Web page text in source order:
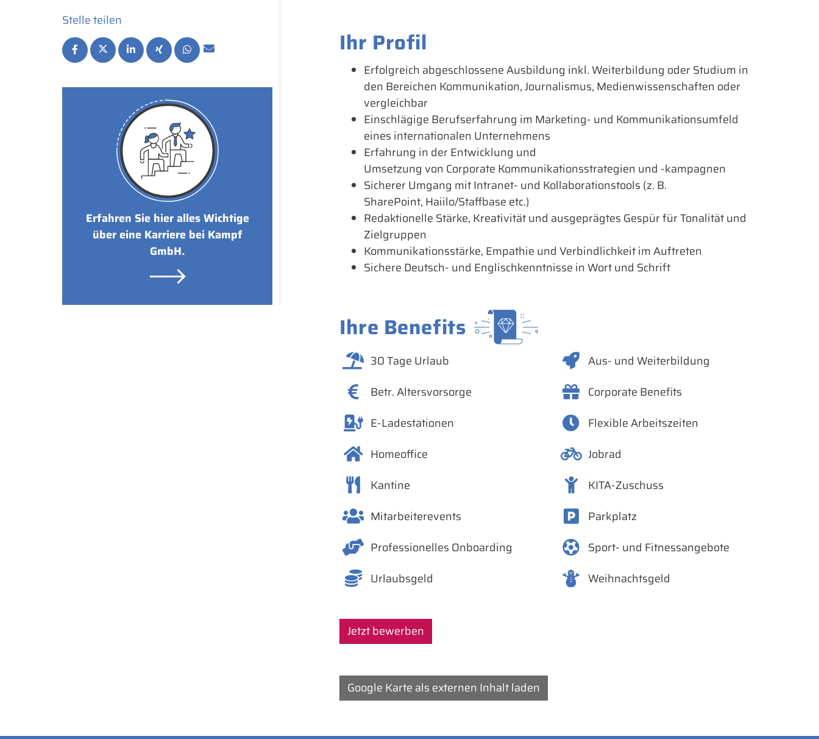
Ihr Profil
Erfolgreich abgeschlossene Ausbildung inkl. Weiterbildung oder Studium in
den Bereichen Kommunikation, Journalismus, Medienwissenschaften oder
vergleichbar
Einschlägige Berufserfahrung im Marketing- und Kommunikationsumfeld
eines internationalen Unternehmens
Erfahrung in der Entwicklung und
Umsetzung von Corporate Kommunikationsstrategien und -kampagnen
Sicherer Umgang mit Intranet- und Kollaborationstools (z. B.
SharePoint, Haiilo/Staffbase etc.)
Redaktionelle Stärke, Kreativität und ausgeprägtes Gespür für Tonalität und
Zielgruppen
Kommunikationsstärke, Empathie und Verbindlichkeit im Auftreten
Sichere Deutsch- und Englischkenntnisse in Wort und Schrift
Ihre Benefits
30 Tage Urlaub
Aus- und Weiterbildung
Betr. Altersvorsorge
Corporate Benefits
E-Ladestationen
Flexible Arbeitszeiten
Homeoffice
Jobrad
Kantine
KITA-Zuschuss
Mitarbeiterevents
Parkplatz
Professionelles Onboarding
Sport- und Fitnessangebote
Urlaubsgeld
Weihnachtsgeld
Jetzt bewerben
Google Karte als externen Inhalt laden
Stelle teilen
Erfahren Sie hier alles Wichtige
über eine Karriere bei Kampf
GmbH.